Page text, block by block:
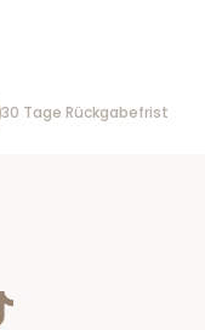
30 Tage Rückgabefrist